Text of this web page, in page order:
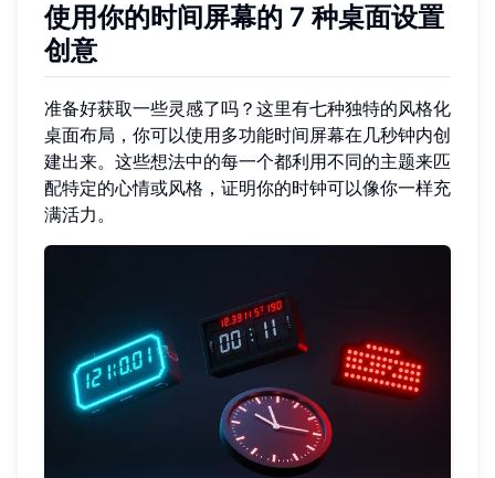
使用你的时间屏幕的 7 种桌面设置
创意
准备好获取一些灵感了吗？这里有七种独特的风格化
桌面布局，你可以使用多功能时间屏幕在几秒钟内创
建出来。这些想法中的每一个都利用不同的主题来匹
配特定的心情或风格，证明你的时钟可以像你一样充
满活力。